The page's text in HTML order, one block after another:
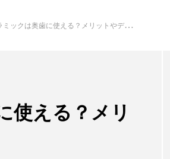
奥歯に使える？メリットやデメリットについて解説
使える？メリ